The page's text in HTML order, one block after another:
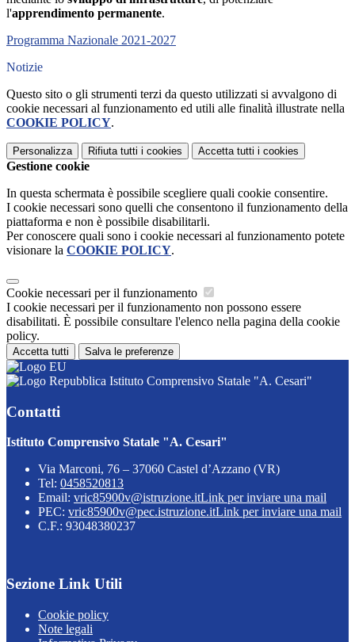
l'apprendimento permanente.
Programma Nazionale 2021-2027
Notizie
Questo sito o gli strumenti terzi da questo utilizzati si avvalgono di
cookie necessari al funzionamento ed utili alle finalità illustrate nella
COOKIE POLICY.
Personalizza Rifiuta tutti i cookies Accetta tutti i cookies
Gestione cookie
In questa schermata è possibile scegliere quali cookie consentire.
I cookie necessari sono quelli che consentono il funzionamento della
piattaforma e non è possibile disabilitarli.
Per conoscere quali sono i cookie necessari al funzionamento potete
visionare la COOKIE POLICY.
Cookie necessari per il funzionamento
I cookie necessari per il funzionamento non possono essere
disabilitati. È possibile consultare l'elenco nella pagina della cookie
policy.
Accetta tutti Salva le preferenze
Istituto Comprensivo Statale "A. Cesari"
Contatti
Istituto Comprensivo Statale "A. Cesari"
Via Marconi, 76 – 37060 Castel d’Azzano (VR)
Tel: 0458520813
Email: vric85900v@istruzione.itLink per inviare una mail
PEC: vric85900v@pec.istruzione.itLink per inviare una mail
C.F.: 93048380237
Sezione Link Utili
Cookie policy
Note legali